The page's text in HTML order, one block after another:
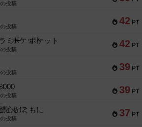
投稿
42 PT
投稿
42 PT
ミー ポケット
投稿
39 PT
投稿
39 PT
投稿
37 PT
心とともに
投稿